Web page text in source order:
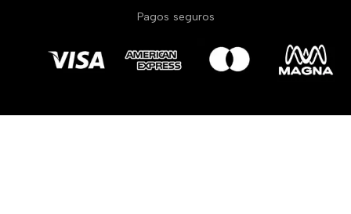
Pagos seguros